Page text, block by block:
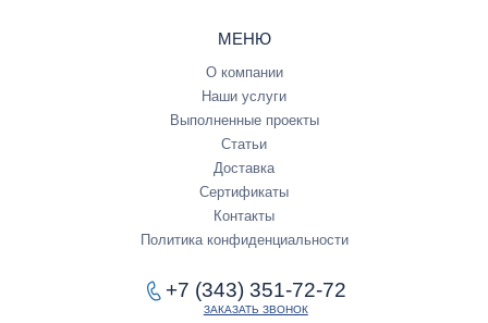
МЕНЮ
О компании
Наши услуги
Выполненные проекты
Статьи
Доставка
Сертификаты
Контакты
Политика конфиденциальности
+7 (343) 351-72-72
ЗАКАЗАТЬ ЗВОНОК